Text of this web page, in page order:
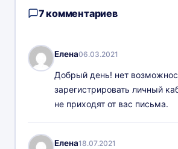
7 комментариев
Елена06.03.2021
Добрый день! нет
зарегистрировать личный
не приходят от вас письма.
Елена18.07.2021